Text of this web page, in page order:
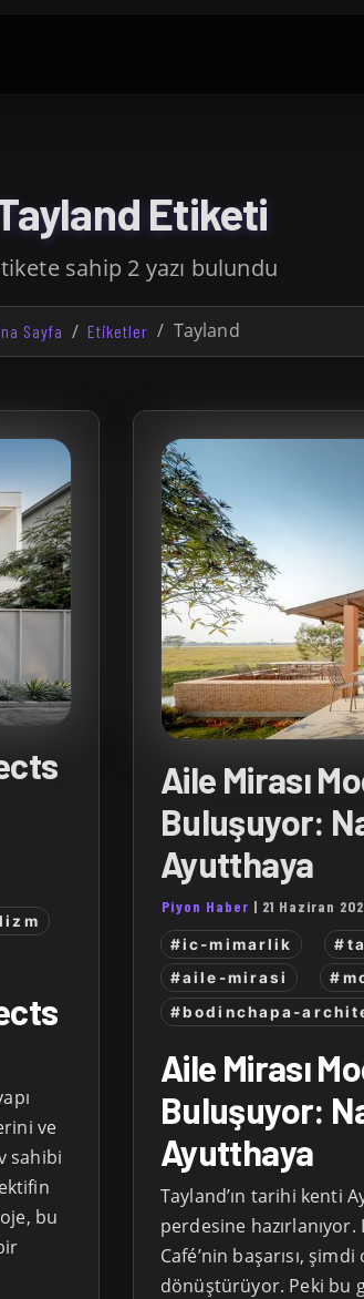
Etiketi
sahip 2 yazı bulundu
Sayfa Etiketler Tayland
ve
sahibi
bu
Aile Mirası
Buluşuyor:
Ayutthaya
Piyon Haber | 21 Haziran
#ic-mimarlik
#aile-mirasi
#bodinchapa-
Aile Mirası
Buluşuyor:
Ayutthaya
Tayland’ın tarihi kenti
perdesine
Café’nin başarısı,
dönüştürüyor. Peki bu